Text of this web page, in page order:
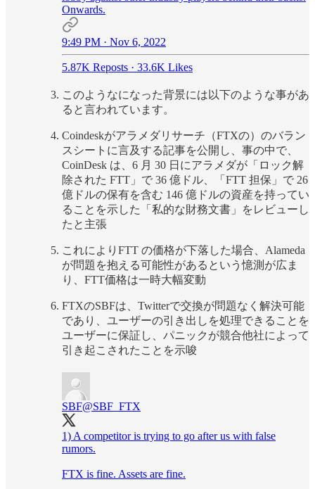
Onwards.
9:49 PM · Nov 6, 2022
5.87K Reposts · 33.6K Likes
このようなになった背景には以下のような事があ
ると言われています。
Coindeskがアラメダリサーチ（FTXの）のバラン
スシートに言及する記事を公開し、事の中で、
CoinDesk は、6 月 30 日にアラメダが「ロック解
除された FTT」で 36 億ドル、「FTT 担保」で 26
億ドルの保有を含む 146 億ドルの資産を持ってい
ることを示した「私的な財務文書」をレビューし
たと主張
これによりFTT の価格が下落した場合、Alameda
が問題を抱える可能性があるという憶測が広ま
り、FTT価格は一時大幅変動
FTXのSBFは、Twitterで交換が問題なく解決可能
であり、ユーザーの引き出しを処理できることを
ユーザーに保証し、パニックが競合他社によって
引き起こされたことを示唆
SBF@SBF_FTX
1) A competitor is trying to go after us with false
rumors.
FTX is fine. Assets are fine.